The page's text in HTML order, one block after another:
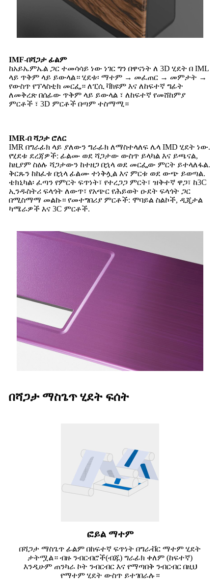
IMF-በሻጋታ ፊልም
ከአይኤምኤል ጋር ተመሳሳይ ነው ነገር ግን በዋናነት ለ 3D ሂደት በ IML
ላይ ጥቅም ላይ ይውላል። ሂደቱ፡ ማተም → መፈጠር → መምታት →
የውስጥ የፕላስቲክ መርፌ። ለፒሲ ቫክዩም እና ለከፍተኛ ግፊት
ለመቅረጽ በሰፊው ጥቅም ላይ ይውላል ፣ ለከፍተኛ የመሸከምያ
ምርቶች ፣ 3D ምርቶች በጣም ተስማሚ።
IMR-በ ሻጋታ ሮለር
IMR በግራፊክ ላይ ያለውን ግራፊክ ለማስተላለፍ ሌላ IMD ሂደት ነው.
የሂደቱ ደረጃዎች: ፊልሙ ወደ ሻጋታው ውስጥ ይላካል እና ይጫናል,
ከዚያም ስዕሉ ሻጋታውን ከተዘጋ በኋላ ወደ መርፌው ምርት ይተላለፋል.
ቅርጹን ከከፈቱ በኋላ ፊልሙ ተነቅሏል እና ምርቱ ወደ ውጭ ይወጣል.
ቴክኒካል፡ ፈጣን የምርት ፍጥነት፣ የተረጋጋ ምርት፣ ዝቅተኛ ዋጋ፣ ከ3C
ኢንዱስትሪ ፍላጎት ለውጥ፣ የአጭር የሕይወት ዑደት ፍላጎት ጋር
በሚስማማ መልኩ። የመተግበሪያ ምርቶች: ሞባይል ስልኮች, ዲጂታል
ካሜራዎች እና 3C ምርቶች.
በሻጋታ ማስጌጥ ሂደት ፍሰት
ፎይል ማተም
በሻጋታ ማስጌጥ ፊልም በከፍተኛ ፍጥነት በግራቭር ማተም ሂደት
ታትሟል። ብዙ ንብርብሮች(ብጁ) ግራፊክ ቀለም (ከፍተኛ)
እንዲሁም ጠንካራ ኮት ንብርብር እና የማጣበቅ ንብርብር በዚህ
የማተም ሂደት ውስጥ ይተገበራሉ።